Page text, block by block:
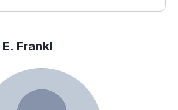
Frankl